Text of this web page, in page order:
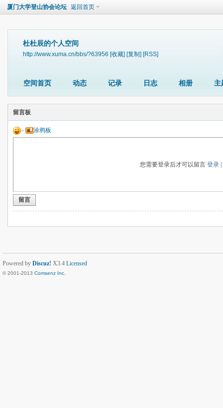
厦门大学登山协会论坛 返回首页
杜杜辰的个人空间
http://www.xuma.cn/bbs/?63956 [收藏] [复制] [RSS]
空间首页 动态 记录 日志 相册 主
留言板
涂鸦板
您需要登录后才可以留言登录
留言
Powered by Discuz! X3.4 Licensed
© 2001-2013 Comsenz Inc.